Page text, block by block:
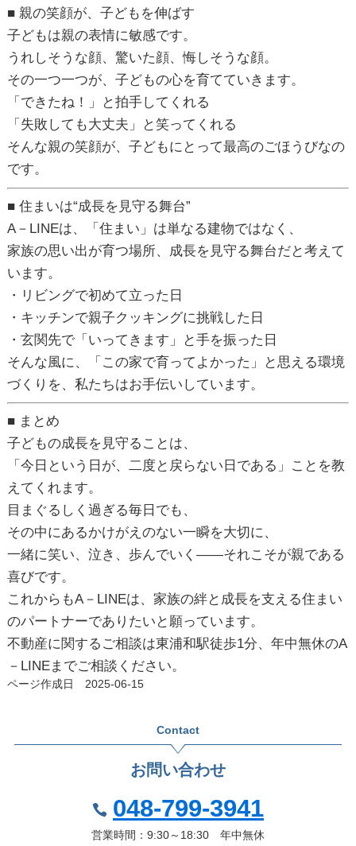
■ 親の笑顔が、子どもを伸ばす
子どもは親の表情に敏感です。
うれしそうな顔、驚いた顔、悔しそうな顔。
その一つ一つが、子どもの心を育てていきます。
「できたね！」と拍手してくれる
「失敗しても大丈夫」と笑ってくれる
そんな親の笑顔が、 子どもにとって最高のごほうびなの
です。
■ 住まいは“成長を見守る舞台”
A－LINEは、「住まい」は単なる建物ではなく、
家族の思い出が育つ場所、成長を見守る舞台だと考えて
います。
・リビングで初めて立った日
・キッチンで親子クッキングに挑戦した日
・玄関先で「いってきます」と手を振った日
そんな風に、「この家で育ってよかった」と思える環境
づくりを、私たちはお手伝いしています。
■ まとめ
子どもの成長を見守ることは、
「今日という日が、二度と戻らない日である」ことを教
えてくれます。
目まぐるしく過ぎる毎日でも、
その中にあるかけがえのない一瞬を大切に、
一緒に笑い、泣き、歩んでいく――それこそが親である
喜びです。
これからもA－LINEは、 家族の絆と成長を支える住まい
のパートナーでありたいと願っています。
不動産に関するご相談は東浦和駅徒歩1分、年中無休のA
－LINEまでご相談ください。
ページ作成日 2025-06-15
Contact
お問い合わせ
048-799-3941
営業時間：9:30～18:30 年中無休